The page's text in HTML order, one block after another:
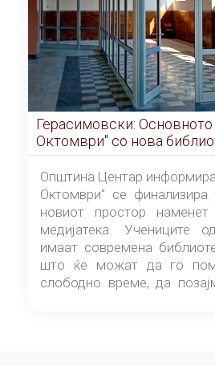
Герасимовски: Основното
Октомври" со нова
од септември
Општина Центар
Октомври" се финализира
новиот простор
медијатека. Учениците
имаат современа
што ќе можат да го
слободно време, да